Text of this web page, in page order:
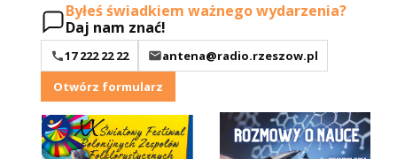
Byłeś świadkiem ważnego wydarzenia?
Daj nam znać!
17 222 22 22
antena@radio.rzeszow.pl
Otwórz formularz